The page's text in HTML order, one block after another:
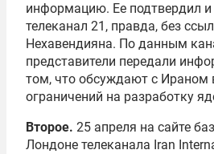
информацию. Ее подтвердил и
телеканал 21, правда, без
Нехавендияна. По данным
представители передали
том, что обсуждают с Ираном
ограничений на разработку
Второе. 25 апреля на сайте
Лондоне телеканала Iran